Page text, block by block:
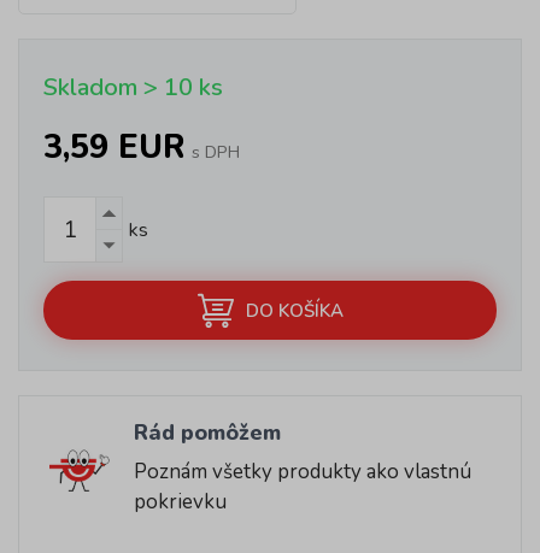
Skladom > 10 ks
3,59 EUR s DPH
ks
DO KOŠÍKA
Rád pomôžem
Poznám všetky produkty ako vlastnú
pokrievku